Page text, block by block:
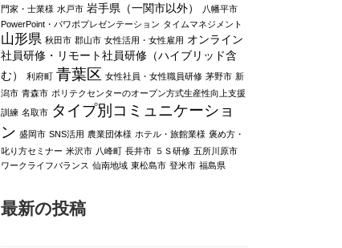
門家・士業様 水戸市 岩手県（一関市以外）
八幡平市
PowerPoint・パワポプレゼンテーション タイムマネジメント
山形県 秋田市 郡山市 女性活用・女性雇用 オンライン
社員研修・リモート社員研修（ハイブリッド含
む）
利府町 青葉区 女性社員・女性職員研修 茅野市 新
潟市 青森市 ポリテクセンターのオープン方式生産性向上支援
訓練 名取市 タイプ別コミュニケーショ
ン 盛岡市 SNS活用 農業団体様 ホテル・旅館業様 褒め方・
叱り方セミナー 米沢市 八峰町 長井市 ５Ｓ研修 五所川原市
ワークライフバランス 仙南地域 東松島市 登米市 福島県
最新の投稿